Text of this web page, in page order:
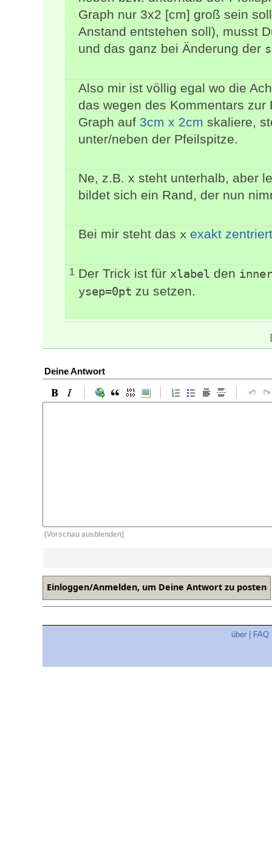
Graph nur 3x2 [cm] groß sein
Anstand entstehen soll), musst
und das ganz bei Änderung der
Also mir ist völlig egal wo die
das wegen des Kommentars
Graph auf 3cm x 2cm skaliere,
unter/neben der Pfeilspitze.
Ne, z.B. x steht unterhalb, aber
bildet sich ein Rand, der nun
Bei mir steht das x exakt zentriert
1 Der Trick ist für xlabel den
ysep=0pt zu setzen.
Deine Antwort
[Vorschau ausblenden]
über FAQ